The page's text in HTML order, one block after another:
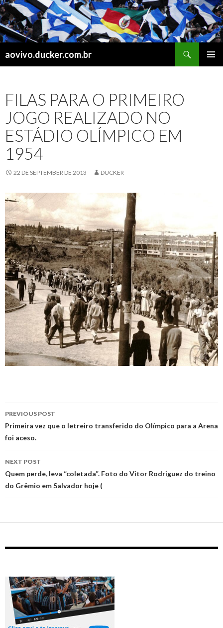
aovivo.ducker.com.br
FILAS PARA O PRIMEIRO
JOGO REALIZADO NO
ESTÁDIO OLÍMPICO EM
1954
22 DE SEPTEMBER DE 2013 DUCKER
Post
navigation
PREVIOUS POST
Primeira vez que o letreiro transferido do Olímpico para a Arena
foi aceso.
NEXT POST
Quem perde, leva “coletada”. Foto do Vitor Rodriguez do treino
do Grêmio em Salvador hoje (